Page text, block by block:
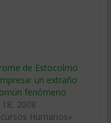
de Estocolmo
un extraño
fenómeno
2008
Humanos»